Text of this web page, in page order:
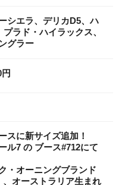
シエラ、デリカD5、ハ
ラド・ハイラックス、
グラー
スに新サイズ追加！
ル7 の ブース#712にて
・オーニングブランド
、オーストラリア生まれ